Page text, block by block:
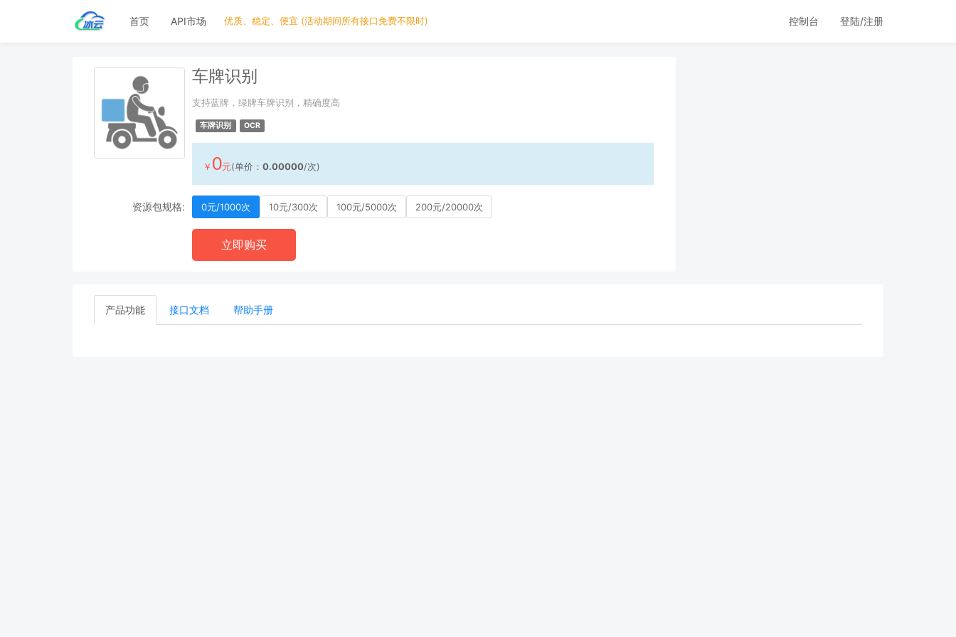
首页 API市场 优质、稳定、便宜 (活动期间所有接口免费不限时) 控制台 登陆/注册
车牌识别
支持蓝牌，绿牌车牌识别，精确度高
车牌识别 OCR
￥ 0元(单价： 0.00000/次)
资源包规格: 0元/1000次 10元/300次 100元/5000次 200元/20000次
立即购买
产品功能 接口文档 帮助手册